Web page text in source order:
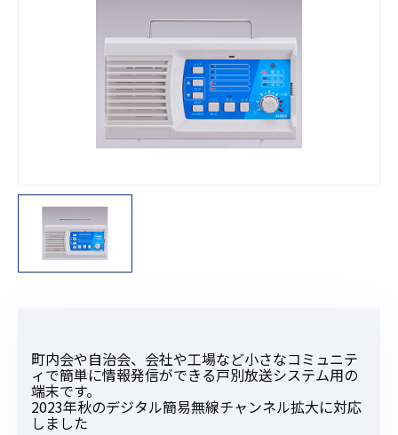
町内会や自治会、会社や工場など小さなコミュニテ
ィで簡単に情報発信ができる戸別放送システム用の
端末です。
2023年秋のデジタル簡易無線チャンネル拡大に対応
しました